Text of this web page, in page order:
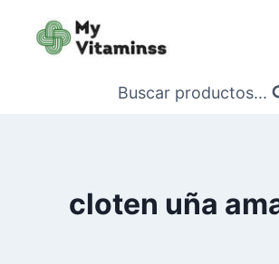
contenido
Buscar productos...
cloten uña